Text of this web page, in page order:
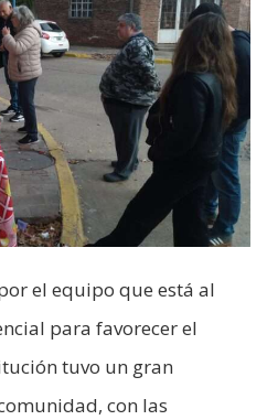
el equipo que está al
para favorecer el
tuvo un gran
con las